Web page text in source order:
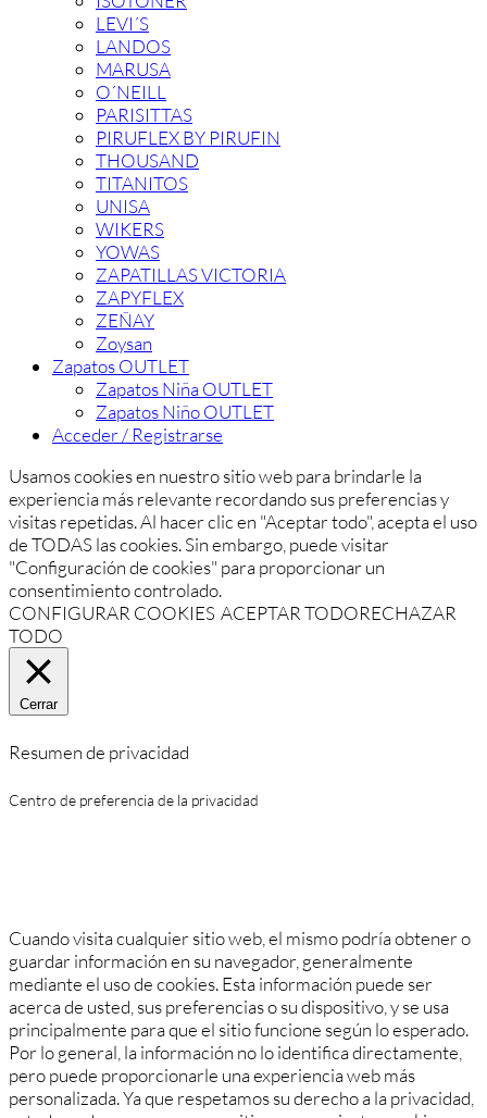
LEVI´S
LANDOS
MARUSA
O´NEILL
PARISITTAS
PIRUFLEX BY PIRUFIN
THOUSAND
TITANITOS
UNISA
WIKERS
YOWAS
ZAPATILLAS VICTORIA
ZAPYFLEX
ZEÑAY
Zoysan
Zapatos OUTLET
Zapatos Niña OUTLET
Zapatos Niño OUTLET
Acceder / Registrarse
Usamos cookies en nuestro sitio web para brindarle la
experiencia más relevante recordando sus preferencias y
visitas repetidas. Al hacer clic en "Aceptar todo", acepta el uso
de TODAS las cookies. Sin embargo, puede visitar
"Configuración de cookies" para proporcionar un
consentimiento controlado.
CONFIGURAR COOKIES ACEPTAR TODORECHAZAR
TODO
Cerrar
Resumen de privacidad
Centro de preferencia de la privacidad
Cuando visita cualquier sitio web, el mismo podría obtener o
guardar información en su navegador, generalmente
mediante el uso de cookies. Esta información puede ser
acerca de usted, sus preferencias o su dispositivo, y se usa
principalmente para que el sitio funcione según lo esperado.
Por lo general, la información no lo identifica directamente,
pero puede proporcionarle una experiencia web más
personalizada. Ya que respetamos su derecho a la privacidad,